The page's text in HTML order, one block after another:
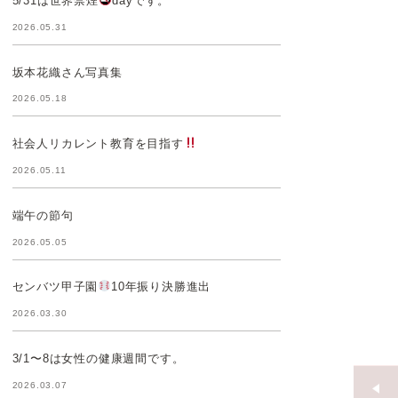
2026.05.31
坂本花織さん写真集
2026.05.18
社会人リカレント教育を目指す
2026.05.11
端午の節句
2026.05.05
センバツ甲子園 10年振り決勝進出
2026.03.30
3/1〜8は女性の健康週間です。
2026.03.07